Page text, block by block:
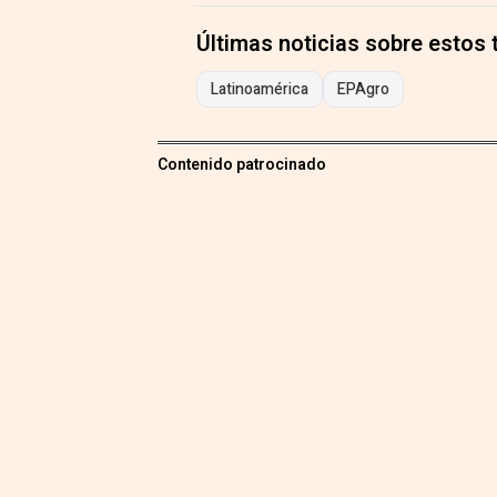
Últimas noticias sobre estos
Latinoamérica EPAgro
Contenido patrocinado